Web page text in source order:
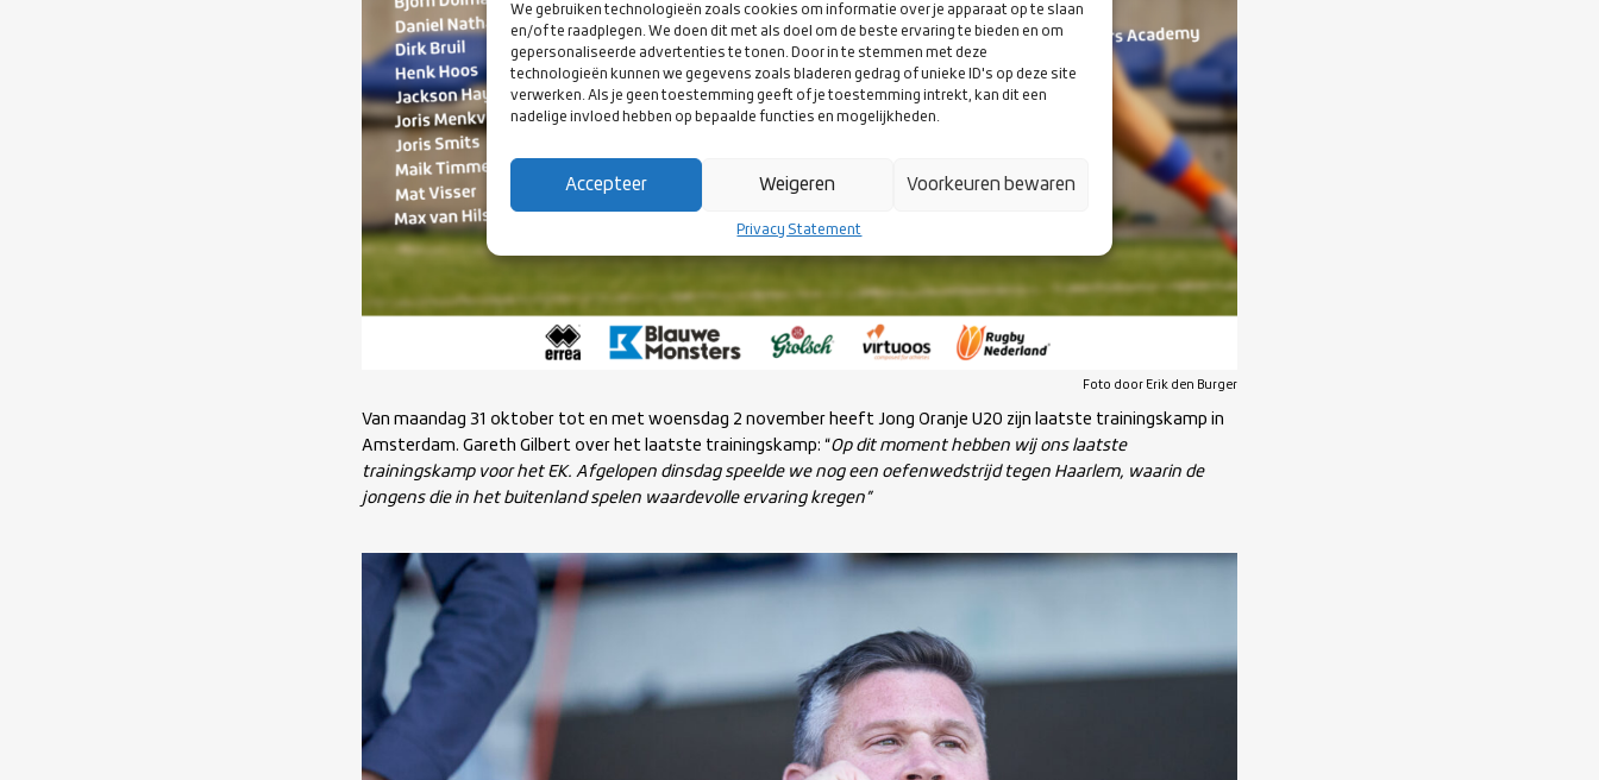
We gebruiken technologieën zoals cookies om informatie over je apparaat op te slaan
en/of te raadplegen. We doen dit met als doel om de beste ervaring te bieden en om
gepersonaliseerde advertenties te tonen. Door in te stemmen met deze
technologieën kunnen we gegevens zoals bladeren gedrag of unieke ID's op deze site
verwerken. Als je geen toestemming geeft of je toestemming intrekt, kan dit een
nadelige invloed hebben op bepaalde functies en mogelijkheden.
Accepteer Weigeren Voorkeuren bewaren
Privacy Statement
Foto door Erik den Burger
Van maandag 31 oktober tot en met woensdag 2 november heeft Jong Oranje U20 zijn laatste trainingskamp in
Amsterdam. Gareth Gilbert over het laatste trainingskamp: “Op dit moment hebben wij ons laatste
trainingskamp voor het EK. Afgelopen dinsdag speelde we nog een oefenwedstrijd tegen Haarlem, waarin de
jongens die in het buitenland spelen waardevolle ervaring kregen”